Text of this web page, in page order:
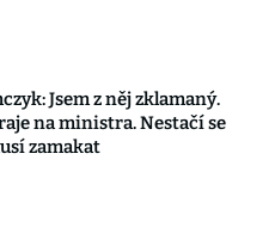
Jsem z něj zklamaný.
na ministra. Nestačí se
zamakat